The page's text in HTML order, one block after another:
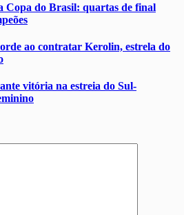
Copa do Brasil: quartas de final
ao contratar Kerolin, estrela do
vitória na estreia do Sul-